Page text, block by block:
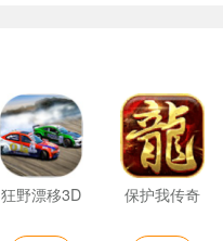
狂野漂移3D 保护我传奇